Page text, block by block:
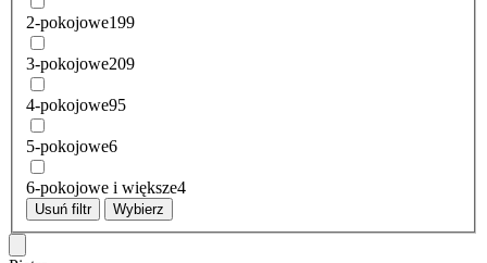
2-pokojowe199
3-pokojowe209
4-pokojowe95
5-pokojowe6
6-pokojowe i większe4
Usuń filtr Wybierz